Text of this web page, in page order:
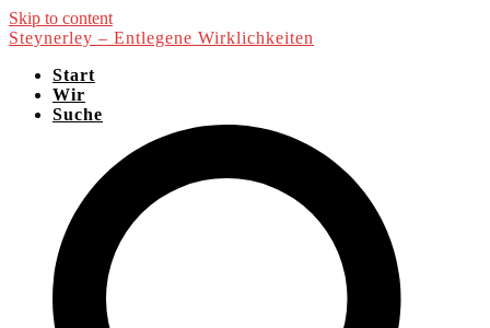
Skip to content
Steynerley – Entlegene Wirklichkeiten
Start
Wir
Suche